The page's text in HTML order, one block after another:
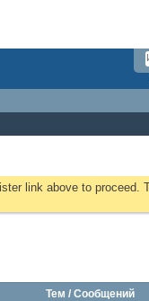
link above to
Тем / Сообщений